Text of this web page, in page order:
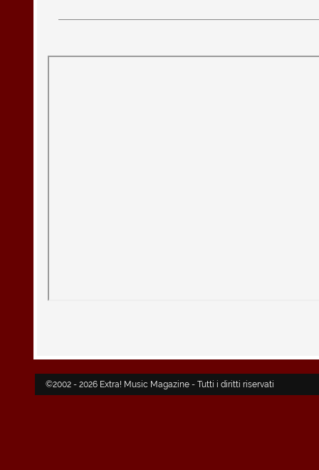
©2002 - 2026 Extra! Music Magazine - Tutti i diritti riservati